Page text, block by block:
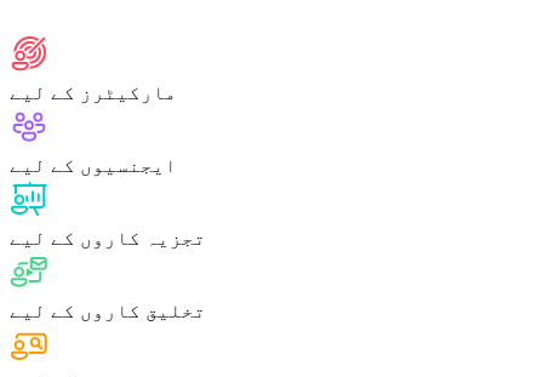
مارکیٹرز کے لیے
ایجنسیوں کے لیے
تجزیہ کاروں کے لیے
تخلیق کاروں کے لیے